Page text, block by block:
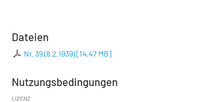
Dateien
Nr. 39 (8.2.1939)[14,47 MB]
Nutzungsbedingungen
LIZENZ